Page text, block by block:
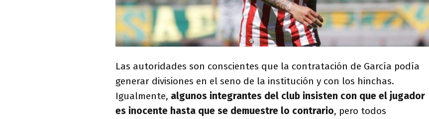
Las autoridades son conscientes que la contratación de García podía
generar divisiones en el seno de la institución y con los hinchas.
Igualmente, algunos integrantes del club insisten con que el jugador
es inocente hasta que se demuestre lo contrario, pero todos